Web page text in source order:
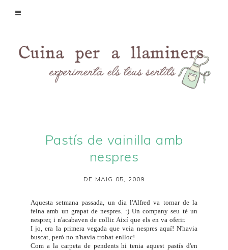
Pastís de vainilla amb
nespres
DE MAIG 05, 2009
Aquesta setmana passada, un dia l'Alfred va tornar de la
feina amb un grapat de nespres. :) Un company seu té un
nesprer, i n'acabaven de collir. Així que els en va oferir.
I jo, era la primera vegada que veia nespres aquí! N'havia
buscat, però no n'havia trobat enlloc!
Com a la carpeta de pendents hi tenia aquest pastís d'en